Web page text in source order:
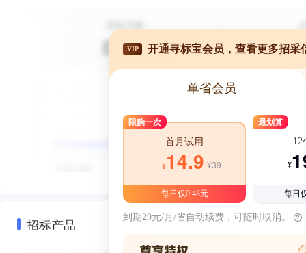
招标产品
VIP 开通寻标宝会员，查看更多招采
单省会员
限购一次
首月试用
¥14.9 ¥39
每日仅0.48元
最划算
12
¥
每日
到期29元/月/省自动续费，可随时取消。